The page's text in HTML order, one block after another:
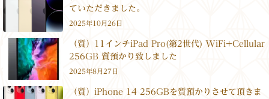
ていただきました。
2025年10月26日
（質）11インチiPad Pro(第2世代) WiFi+Cellular
256GB 質預かり致しました
2025年8月27日
（質）iPhone 14 256GBを質預かりさせて頂きま